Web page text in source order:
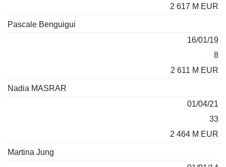
2 617 M EUR
Pascale Benguigui
16/01/19
8
2 611 M EUR
Nadia MASRAR
01/04/21
33
2 464 M EUR
Martina Jung